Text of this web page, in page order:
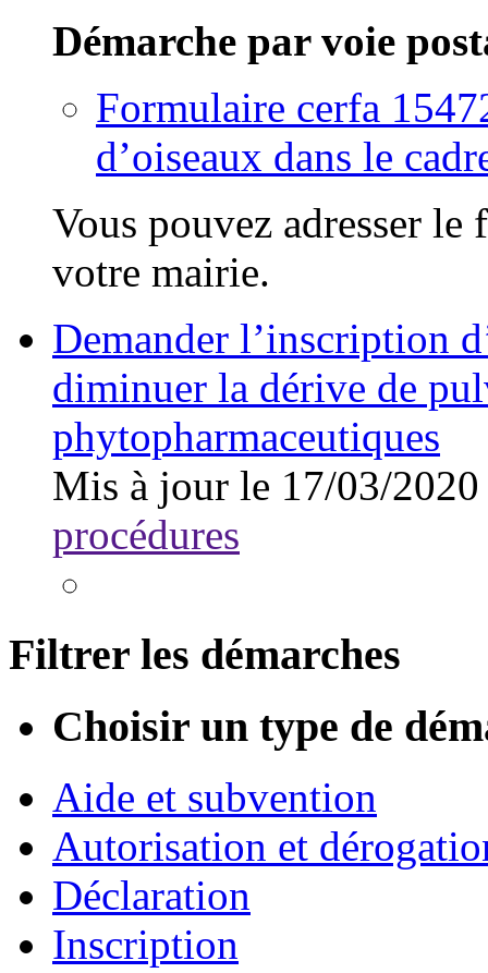
Démarche par voie
Formulaire cerfa
d’oiseaux dans le
Vous pouvez adresser
votre mairie.
Demander l’inscription
diminuer la dérive de
phytopharmaceutiques
Mis à jour le 17/03/2020
procédures
Filtrer les démarches
Choisir un type de
Aide et subvention
Autorisation et
Déclaration
Inscription